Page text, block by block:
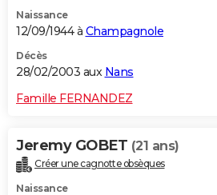
Dictionnaire
Biographies
Citations
Expressions
Proverbes
PROGRAMME TV
S'inscrire
Se connecter
Lycées
Collèges
Primaires
Universités
Entreprises
Service militaire
Avis de recherche
AVIS DE DÉCÈS
FORUM
Naissance
12/09/1944 à Champagnole
Décès
28/02/2003 aux Nans
Famille FERNANDEZ
Jeremy GOBET (21 ans)
Créer une cagnotte obsèques
Naissance